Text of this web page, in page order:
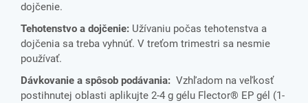
dojčenie.
Tehotenstvo a dojčenie: Užívaniu počas tehotenstva a
dojčenia sa treba vyhnúť. V treťom trimestri sa nesmie
používať.
Dávkovanie a spôsob podávania: Vzhľadom na veľkosť
postihnutej oblasti aplikujte 2-4 g gélu Flector® EP gél (1-